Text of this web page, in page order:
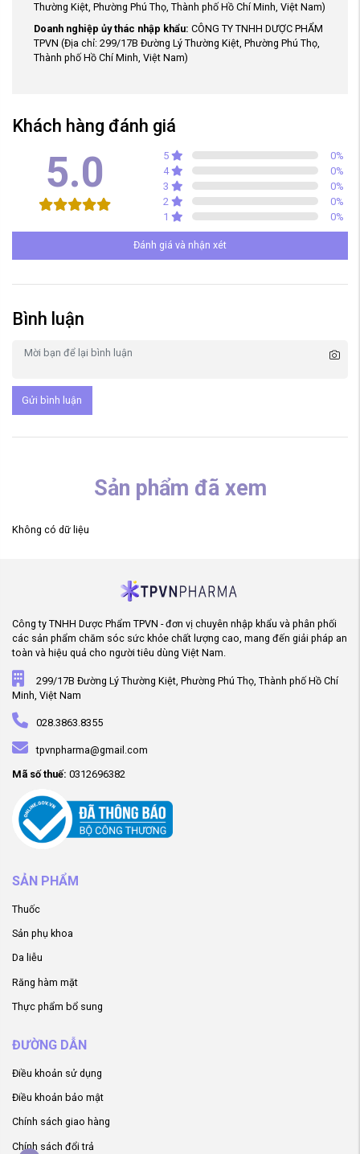
Thường Kiệt, Phường Phú Thọ, Thành phố Hồ Chí Minh, Việt Nam)
Doanh nghiệp ủy thác nhập khẩu: CÔNG TY TNHH DƯỢC PHẨM
TPVN (Địa chỉ: 299/17B Đường Lý Thường Kiệt, Phường Phú Thọ,
Thành phố Hồ Chí Minh, Việt Nam)
Khách hàng đánh giá
5.0 5 0%
4
0%
3
0%
2
0%
1
0%
Đánh giá và nhận xét
Bình luận
Gửi bình luận
Sản phẩm đã xem
Không có dữ liệu
Công ty TNHH Dược Phẩm TPVN - đơn vị chuyên nhập khẩu và phân phối
các sản phẩm chăm sóc sức khỏe chất lượng cao, mang đến giải pháp an
toàn và hiệu quả cho người tiêu dùng Việt Nam.
299/17B Đường Lý Thường Kiệt, Phường Phú Thọ, Thành phố Hồ Chí
Minh, Việt Nam
028.3863.8355
tpvnpharma@gmail.com
Mã số thuế: 0312696382
SẢN PHẨM
Thuốc
Sản phụ khoa
Da liễu
Răng hàm mặt
Thực phẩm bổ sung
ĐƯỜNG DẪN
Điều khoản sử dụng
Điều khoản bảo mật
Chính sách giao hàng
Chính sách đổi trả